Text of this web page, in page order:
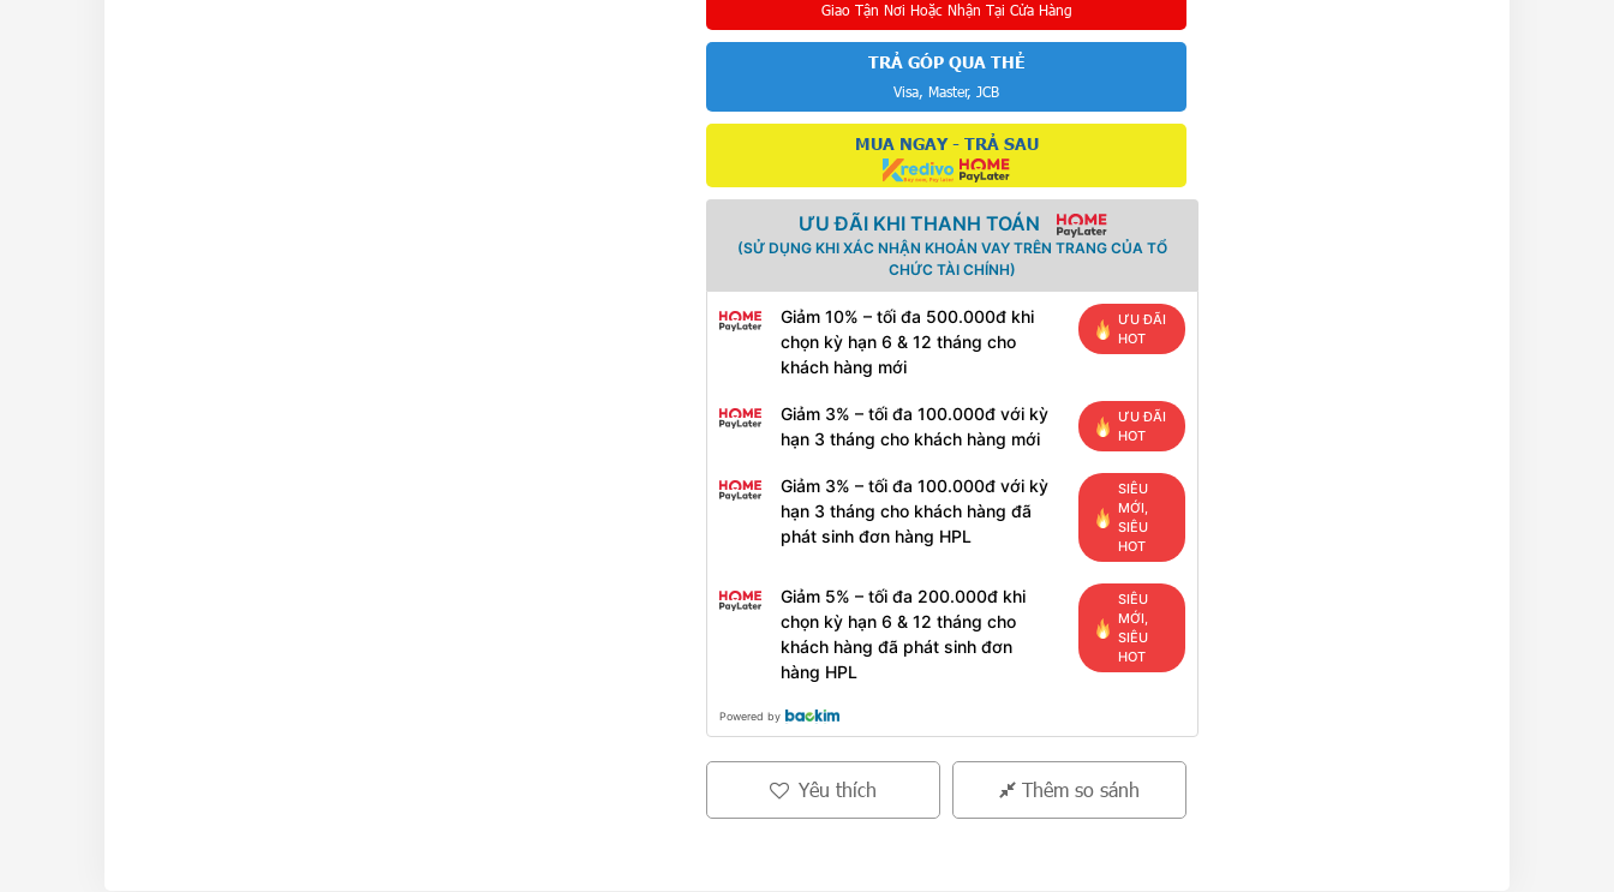
Giao Tận Nơi Hoặc Nhận Tại Cửa Hàng
TRẢ GÓP QUA THẺ
Visa, Master, JCB
MUA NGAY - TRẢ SAU
ƯU ĐÃI KHI THANH TOÁN
(SỬ DỤNG KHI XÁC NHẬN KHOẢN VAY TRÊN TRANG CỦA TỔ
CHỨC TÀI CHÍNH)
Giảm 10% – tối đa 500.000đ khi
chọn kỳ hạn 6 & 12 tháng cho
khách hàng mới
ƯU ĐÃI
HOT
Giảm 3% – tối đa 100.000đ với kỳ
hạn 3 tháng cho khách hàng mới
ƯU ĐÃI
HOT
Giảm 3% – tối đa 100.000đ với kỳ
hạn 3 tháng cho khách hàng đã
phát sinh đơn hàng HPL
SIÊU
MỚI,
SIÊU
HOT
Giảm 5% – tối đa 200.000đ khi
chọn kỳ hạn 6 & 12 tháng cho
khách hàng đã phát sinh đơn
hàng HPL
SIÊU
MỚI,
SIÊU
HOT
Powered by
Yêu thích Thêm so sánh